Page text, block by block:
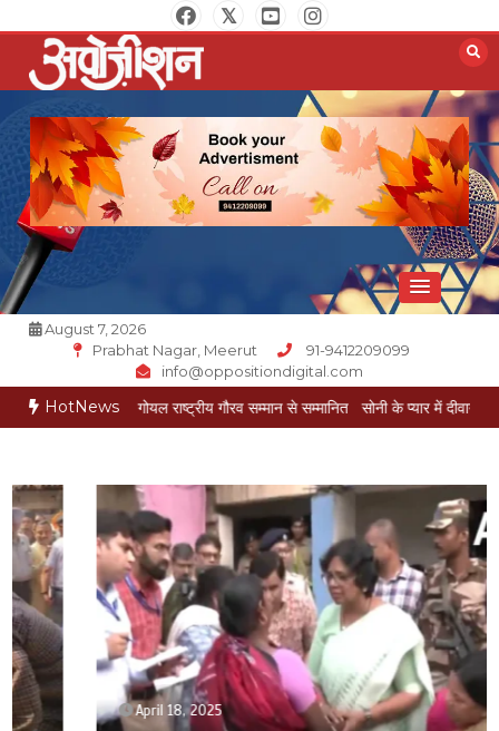
to
content
Opposition Digital
August 7, 2026
Prabhat Nagar, Meerut
91-9412209099
info@oppositiondigital.com
HotNews
मुकेश गोयल राष्ट्रीय गौरव सम्मान से सम्मानित सोनी के प्यार में दीवानी सीता पहुंची मेरठ
April 18, 2025